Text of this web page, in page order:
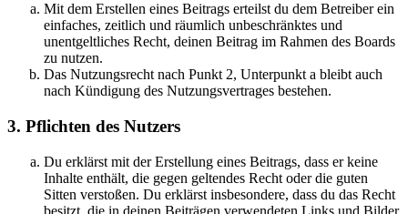
Mit dem Erstellen eines Beitrags erteilst du dem Betreiber ein
einfaches, zeitlich und räumlich unbeschränktes und
unentgeltliches Recht, deinen Beitrag im Rahmen des Boards
zu nutzen.
Das Nutzungsrecht nach Punkt 2, Unterpunkt a bleibt auch
nach Kündigung des Nutzungsvertrages bestehen.
3. Pflichten des Nutzers
Du erklärst mit der Erstellung eines Beitrags, dass er keine
Inhalte enthält, die gegen geltendes Recht oder die guten
Sitten verstoßen. Du erklärst insbesondere, dass du das Recht
besitzt, die in deinen Beiträgen verwendeten Links und Bilder